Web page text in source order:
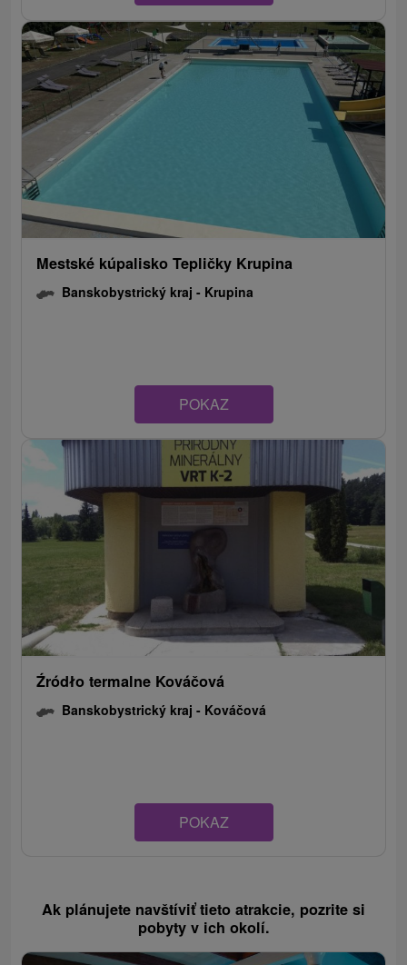
Mestské kúpalisko Tepličky Krupina
Banskobystrický kraj - Krupina
POKAZ
Źródło termalne Kováčová
Banskobystrický kraj - Kováčová
POKAZ
Ak plánujete navštíviť tieto atrakcie, pozrite si
pobyty v ich okolí.